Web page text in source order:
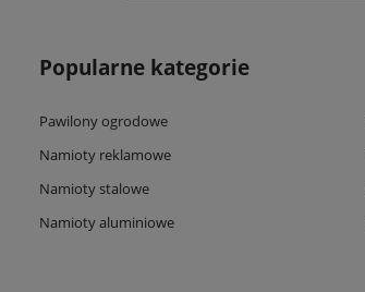
Popularne kategorie
Pawilony ogrodowe
Namioty reklamowe
Namioty stalowe
Namioty aluminiowe